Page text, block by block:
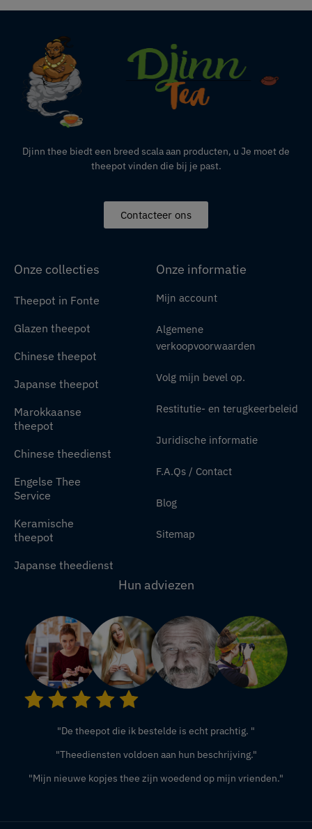
Djinn thee biedt een breed scala aan producten, u Je moet de
theepot vinden die bij je past.
Contacteer ons
Onze collecties
Theepot in Fonte
Glazen theepot
Chinese theepot
Japanse theepot
Marokkaanse
theepot
Chinese theedienst
Engelse Thee
Service
Keramische
theepot
Japanse theedienst
Onze informatie
Mijn account
Algemene
verkoopvoorwaarden
Volg mijn bevel op.
Restitutie- en terugkeerbeleid
Juridische informatie
F.A.Qs / Contact
Blog
Sitemap
Hun adviezen
"De theepot die ik bestelde is echt prachtig. "
"Theediensten voldoen aan hun beschrijving."
"Mijn nieuwe kopjes thee zijn woedend op mijn vrienden."